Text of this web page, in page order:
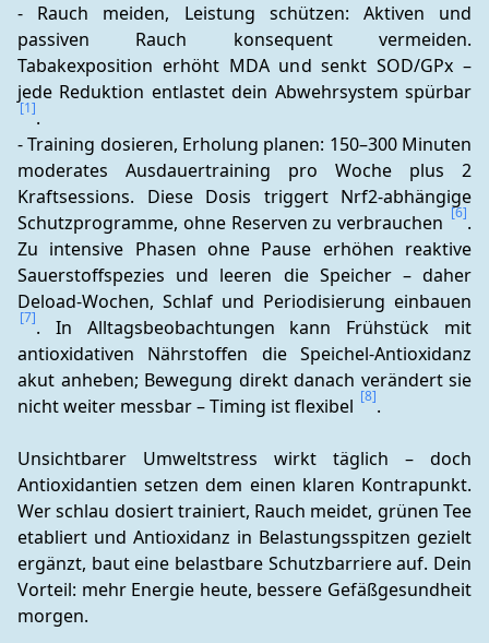
- Rauch meiden, Leistung schützen: Aktiven und
passiven Rauch konsequent vermeiden.
Tabakexposition erhöht MDA und senkt SOD/GPx –
[1].
- Training dosieren, Erholung planen: 150–300 Minuten
moderates Ausdauertraining pro Woche plus 2
Kraftsessions. Diese Dosis triggert Nrf2-abhängige
Schutzprogramme, ohne Reserven zu verbrauchen [6].
Zu intensive Phasen ohne Pause erhöhen reaktive
Sauerstoffspezies und leeren die Speicher – daher
[7]. In Alltagsbeobachtungen kann Frühstück mit
antioxidativen Nährstoffen die Speichel-Antioxidanz
akut anheben; Bewegung direkt danach verändert sie
nicht weiter messbar – Timing ist flexibel [8].
Unsichtbarer Umweltstress wirkt täglich – doch
Antioxidantien setzen dem einen klaren Kontrapunkt.
Wer schlau dosiert trainiert, Rauch meidet, grünen Tee
etabliert und Antioxidanz in Belastungsspitzen gezielt
ergänzt, baut eine belastbare Schutzbarriere auf. Dein
Vorteil: mehr Energie heute, bessere Gefäßgesundheit
morgen.